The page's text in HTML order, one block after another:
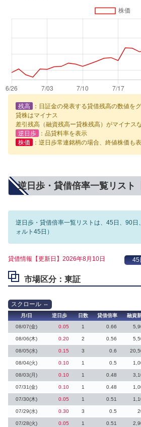
残高
：日証金の発表する貸借残高の数値を
貸株はマイナス
差引残高（融資残高ー貸株残高）がマイナス
逆日歩
：品貸料率を表示
株価
：逆日歩常連銘柄の場合、終値株価も
逆日歩・貸借倍率一覧リスト
逆日歩・貸借倍率一覧リストは、45日、90日
ォルト45日）
貸借情報【更新日】2026年8月10日
市場区分：東証
月/日 逆日歩 日数 貸借倍率 融資
08/07(金)
0.05 1 0.66
08/06(木) 0.20 2 0.56
08/05(水) 0.15 3 0.6
08/04(火) 0.10 1 0.5
08/03(月) 0.10 1 0.48
07/31(金) 0.10 1 0.48
07/30(木) 0.05 1 0.51
07/29(水) 0.30 3 0.5
07/28(火) 0.05 1 0.51